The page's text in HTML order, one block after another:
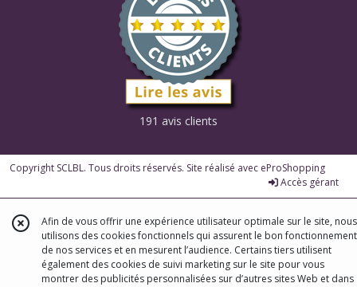
191 avis clients
Copyright SCLBL. Tous droits réservés. Site réalisé avec eProShopping
Accès gérant
Afin de vous offrir une expérience utilisateur optimale sur le site, nous
utilisons des cookies fonctionnels qui assurent le bon fonctionnement
de nos services et en mesurent l’audience. Certains tiers utilisent
également des cookies de suivi marketing sur le site pour vous
montrer des publicités personnalisées sur d’autres sites Web et dans